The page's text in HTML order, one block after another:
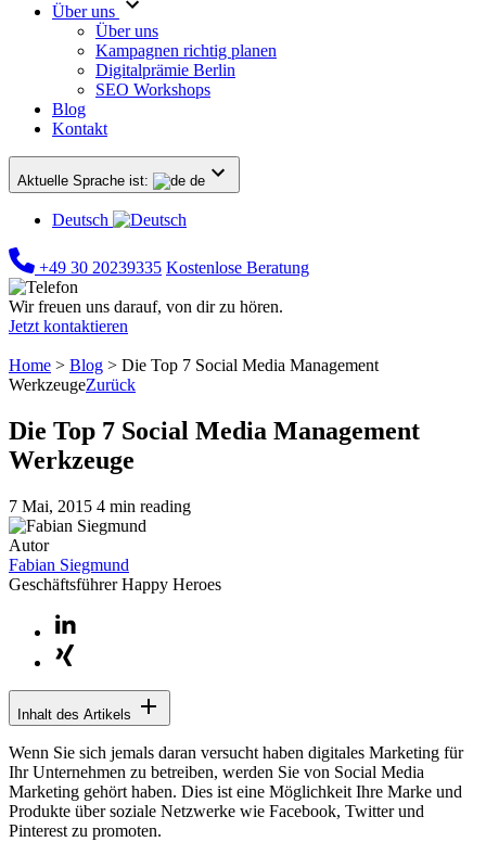
Über uns
Über uns
Kampagnen richtig planen
Digitalprämie Berlin
SEO Workshops
Blog
Kontakt
Aktuelle Sprache ist: de
Deutsch
+49 30 20239335 Kostenlose Beratung
Wir freuen uns darauf, von dir zu hören.
Jetzt kontaktieren
Home > Blog > Die Top 7 Social Media Management
WerkzeugeZurück
Die Top 7 Social Media Management
Werkzeuge
7 Mai, 2015 4 min reading
Autor
Fabian Siegmund
Geschäftsführer Happy Heroes
Inhalt des Artikels
Wenn Sie sich jemals daran versucht haben digitales Marketing für
Ihr Unternehmen zu betreiben, werden Sie von Social Media
Marketing gehört haben. Dies ist eine Möglichkeit Ihre Marke und
Produkte über soziale Netzwerke wie Facebook, Twitter und
Pinterest zu promoten.